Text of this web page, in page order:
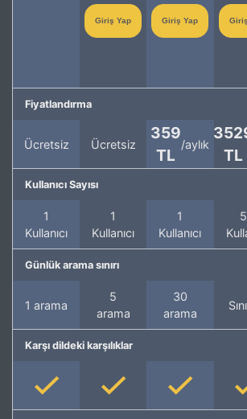
Giriş Yap Giriş Yap
Fiyatlandırma
Ücretsiz Ücretsiz
359
TL
/aylık
TL
Kullanıcı Sayısı
1
Kullanıcı
1
Kullanıcı
1
Kullanıcı
Günlük arama sınırı
1 arama
5
arama
30
arama
Karşı dildeki karşılıklar